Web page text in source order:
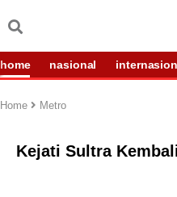
home nasional
Home Metro
Kejati Sultra